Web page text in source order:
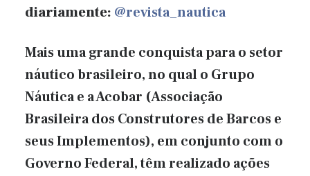
diariamente: @revista_nautica
Mais uma grande conquista para o setor
náutico brasileiro, no qual o Grupo
Náutica e a Acobar (Associação
Brasileira dos Construtores de Barcos e
seus Implementos), em conjunto com o
Governo Federal, têm realizado ações